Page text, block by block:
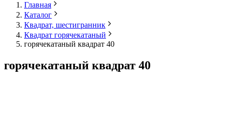
Главная
Каталог
Квадрат, шестигранник
Квадрат горячекатаный
горячекатаный квадрат 40
горячекатаный квадрат 40